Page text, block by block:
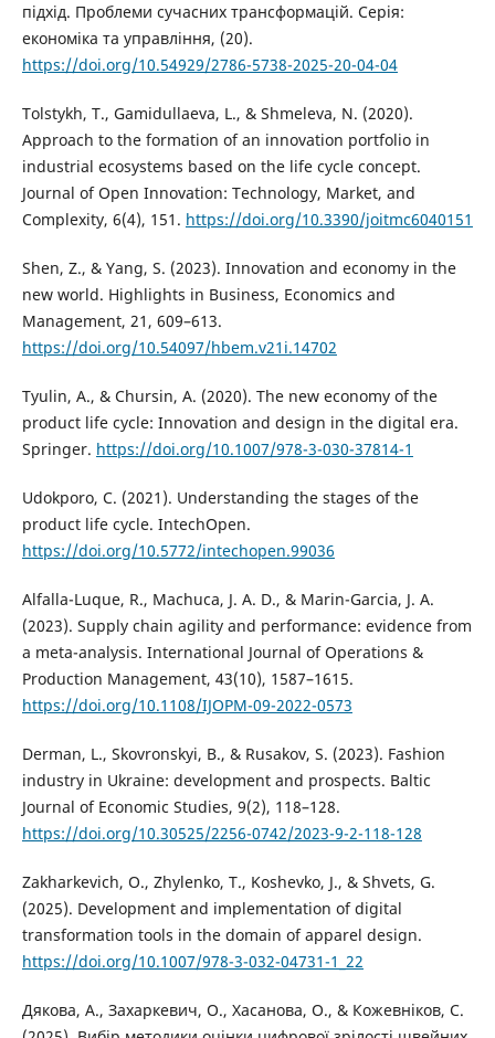
підхід. Проблеми сучасних трансформацій. Серія:
економіка та управління, (20).
https://doi.org/10.54929/2786-5738-2025-20-04-04
Tolstykh, T., Gamidullaeva, L., & Shmeleva, N. (2020).
Approach to the formation of an innovation portfolio in
industrial ecosystems based on the life cycle concept.
Journal of Open Innovation: Technology, Market, and
Complexity, 6(4), 151. https://doi.org/10.3390/joitmc6040151
Shen, Z., & Yang, S. (2023). Innovation and economy in the
new world. Highlights in Business, Economics and
Management, 21, 609–613.
https://doi.org/10.54097/hbem.v21i.14702
Tyulin, A., & Chursin, A. (2020). The new economy of the
product life cycle: Innovation and design in the digital era.
Springer. https://doi.org/10.1007/978-3-030-37814-1
Udokporo, C. (2021). Understanding the stages of the
product life cycle. IntechOpen.
https://doi.org/10.5772/intechopen.99036
Alfalla-Luque, R., Machuca, J. A. D., & Marin-Garcia, J. A.
(2023). Supply chain agility and performance: evidence from
a meta-analysis. International Journal of Operations &
Production Management, 43(10), 1587–1615.
https://doi.org/10.1108/IJOPM-09-2022-0573
Derman, L., Skovronskyi, B., & Rusakov, S. (2023). Fashion
industry in Ukraine: development and prospects. Baltic
Journal of Economic Studies, 9(2), 118–128.
https://doi.org/10.30525/2256-0742/2023-9-2-118-128
Zakharkevich, O., Zhylenko, T., Koshevko, J., & Shvets, G.
(2025). Development and implementation of digital
transformation tools in the domain of apparel design.
https://doi.org/10.1007/978-3-032-04731-1_22
Дякова, А., Захаркевич, О., Хасанова, О., & Кожевніков, С.